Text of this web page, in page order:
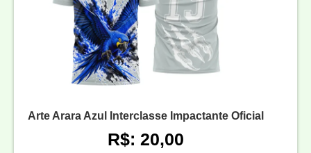
Arte Arara Azul Interclasse Impactante Oficial
R$: 20,00